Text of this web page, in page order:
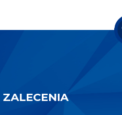
ZALECENIA